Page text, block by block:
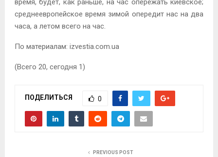
среднеевропейское время зимой опередит нас на два
часа, а летом всего на час.
По материалам: izvestia.com.ua
(Всего 20, сегодня 1)
ПОДЕЛИТЬСЯ 0
PREVIOUS POST